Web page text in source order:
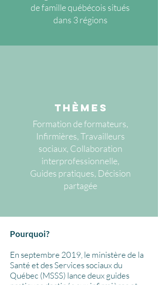
de famille québécois situés
dans 3 régions
Thèmes
Formation de formateurs,
Infirmières, Travailleurs
sociaux, Collaboration
interprofessionnelle,
Guides pratiques, Décision
partagée
Pourquoi?
En septembre 2019, le ministère de la
Santé et des Services sociaux du
Québec (MSSS) lance deux guides